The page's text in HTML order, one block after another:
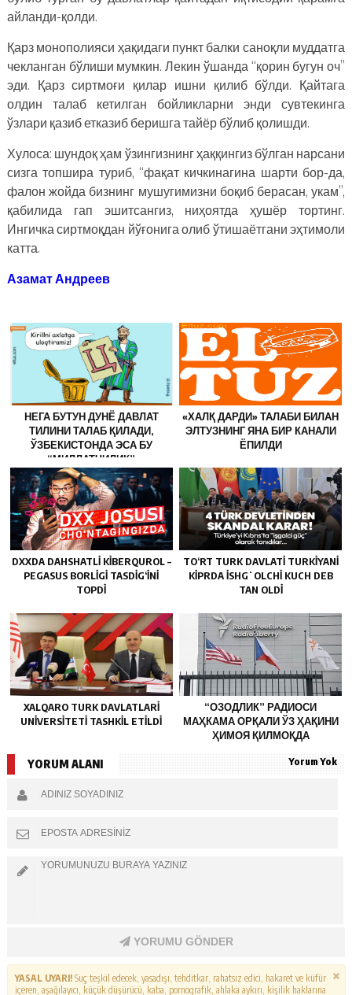
айланди-қолди.
Қарз монополияси ҳақидаги пункт балки саноқли муддатга
чекланган бўлиши мумкин. Лекин ўшанда “қорин бугун оч”
эди. Қарз сиртмоғи қилар ишни қилиб бўлди. Қайтага
олдин талаб кетилган бойликларни энди сувтекинга
ўзлари қазиб етказиб беришга тайёр бўлиб қолишди.
Хулоса: шундоқ ҳам ўзингизнинг ҳаққингиз бўлган нарсани
сизга топшира туриб, “фақат кичкинагина шарти бор-да,
фалон жойда бизнинг мушугимизни боқиб берасан, укам”,
қабилида гап эшитсангиз, ниҳоятда ҳушёр тортинг.
Ингичка сиртмоқдан йўғонига олиб ўтишаётгани эҳтимоли
катта.
Азамат Андреев
НЕГА БУТУН ДУНЁ ДАВЛАТ
ТИЛИНИ ТАЛАБ ҚИЛАДИ,
ЎЗБЕКИСТОНДА ЭСА БУ
“МИЛЛАТЧИЛИК”
ҲИСОБЛАНАДИ?
«ХАЛҚ ДАРДИ» ТАЛАБИ БИЛАН
ЭЛТУЗНИНГ ЯНА БИР КАНАЛИ
ЁПИЛДИ
DXXDA DAHSHATLI KIBERQUROL –
PEGASUS BORLIGI TASDIG‘INI
TOPDI
TO‘RT TURK DAVLATI TURKIYANI
KIPRDA ISHGʻOLCHI KUCH DEB
TAN OLDI
XALQARO TURK DAVLATLARI
UNIVERSITETI TASHKIL ETILDI
“ОЗОДЛИК” РАДИОСИ
МАҲКАМА ОРҚАЛИ ЎЗ ҲАҚИНИ
ҲИМОЯ ҚИЛМОҚДА
YORUM ALANI Yorum Yok
YORUMU GÖNDER
YASAL UYARI!Suç teşkil edecek, yasadışı, tehditkar, rahatsız edici, hakaret ve küfür
içeren, aşağılayıcı, küçük düşürücü, kaba, pornografik, ahlaka aykırı, kişilik haklarına